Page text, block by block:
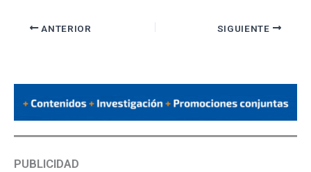
ANTERIOR SIGUIENTE
PUBLICIDAD